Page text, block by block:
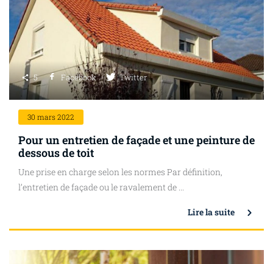
5 Facebook Twitter
30 mars 2022
Pour un entretien de façade et une peinture de
dessous de toit
Une prise en charge selon les normes Par définition,
l’entretien de façade ou le ravalement de ...
Lire la suite